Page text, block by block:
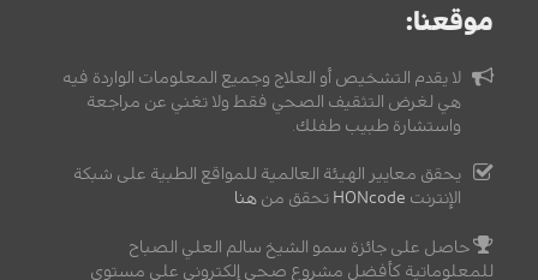
موقعنا:
لا يقدم التشخيص أو العلاج وجميع المعلومات الواردة فيه
هي لغرض التثقيف الصحي فقط ولا تغني عن مراجعة
واستشارة طبيب طفلك.
يحقق معايير الهيئة العالمية للمواقع الطبية على شبكة
الإنترنت HONcode تحقق من هنا
حاصل على جائزة سمو الشيخ سالم العلي الصباح
للمعلوماتية كأفضل مشروع صحي إلكتروني على مستوى